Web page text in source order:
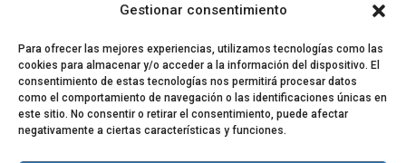
Gestionar consentimiento
Para ofrecer las mejores experiencias, utilizamos tecnologías como las
cookies para almacenar y/o acceder a la información del dispositivo. El
consentimiento de estas tecnologías nos permitirá procesar datos
como el comportamiento de navegación o las identificaciones únicas en
este sitio. No consentir o retirar el consentimiento, puede afectar
negativamente a ciertas características y funciones.